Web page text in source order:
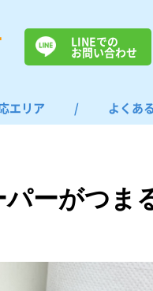
LINEでの
お問い合わせ
エリア / よくあ
ーがつま